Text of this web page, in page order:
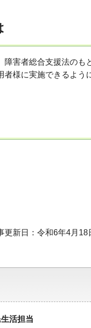
障害者総合支援法のも
者様に実施できるよう
4月18
活担当